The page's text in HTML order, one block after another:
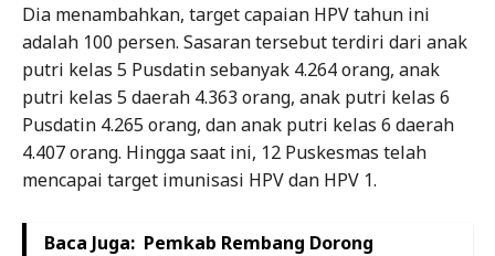
Dia menambahkan, target capaian HPV tahun ini
adalah 100 persen. Sasaran tersebut terdiri dari anak
putri kelas 5 Pusdatin sebanyak 4.264 orang, anak
putri kelas 5 daerah 4.363 orang, anak putri kelas 6
Pusdatin 4.265 orang, dan anak putri kelas 6 daerah
4.407 orang. Hingga saat ini, 12 Puskesmas telah
mencapai target imunisasi HPV dan HPV 1.
Baca Juga: Pemkab Rembang Dorong